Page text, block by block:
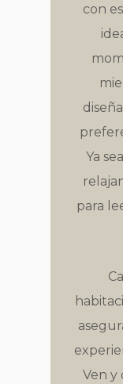
con
Ya
para
Ven y